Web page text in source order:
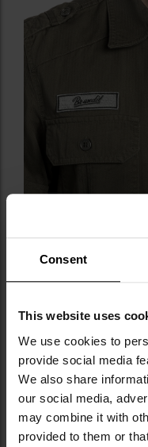
Consent
This website uses
We use cookies to
provide social media
We also share
our social media,
may combine it with
provided to them or
ТРИ
На кишенях і на
вишиті нашивки.